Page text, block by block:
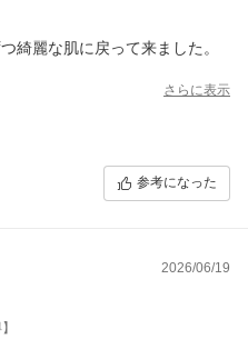
綺麗な肌に戻って来ました。
さらに表示
参考になった
2026/06/19